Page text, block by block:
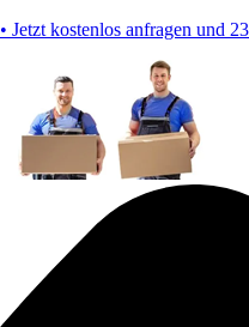
• Jetzt kostenlos anfragen und